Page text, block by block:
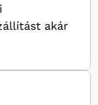
akár